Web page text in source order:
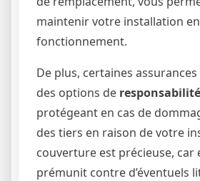
maintenir votre installation
fonctionnement.
De plus, certaines
des options de
protégeant en cas de
des tiers en raison de votre
couverture est précieuse, car
prémunit contre d’éventuels